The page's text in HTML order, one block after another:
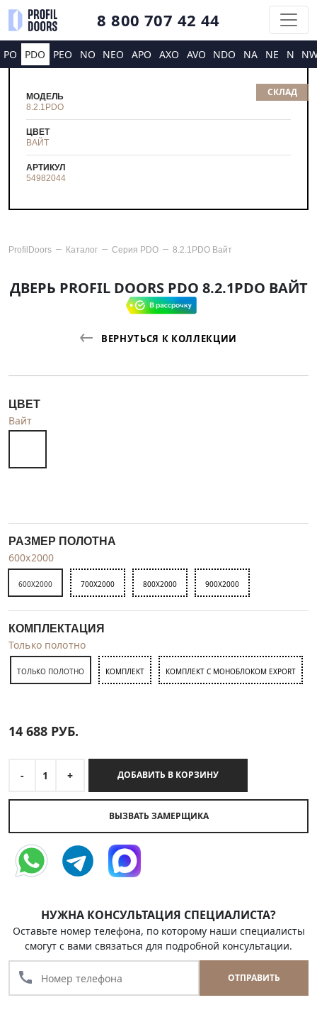
8 800 707 42 44
PO PDO PEO NO NEO APO AXO AVO NDO NA NE N
СКЛАД
МОДЕЛЬ
8.2.1PDO
ЦВЕТ
ВАЙТ
АРТИКУЛ
54982044
ProfilDoors Каталог Серия PDO 8.2.1PDO Вайт
ДВЕРЬ PROFIL DOORS PDO 8.2.1PDO ВАЙТ
ВЕРНУТЬСЯ К КОЛЛЕКЦИИ
ЦВЕТ
Вайт
РАЗМЕР ПОЛОТНА
600x2000
600X2000 700X2000 800X2000 900X2000
КОМПЛЕКТАЦИЯ
Только полотно
ТОЛЬКО ПОЛОТНО КОМПЛЕКТ КОМПЛЕКТ С МОНОБЛОКОМ EXPORT
14 688 РУБ.
- 1 + ДОБАВИТЬ В КОРЗИНУ
ВЫЗВАТЬ ЗАМЕРЩИКА
НУЖНА КОНСУЛЬТАЦИЯ СПЕЦИАЛИСТА?
Оставьте номер телефона, по которому наши специалисты
смогут с вами связаться для подробной консультации.
call ОТПРАВИТЬ